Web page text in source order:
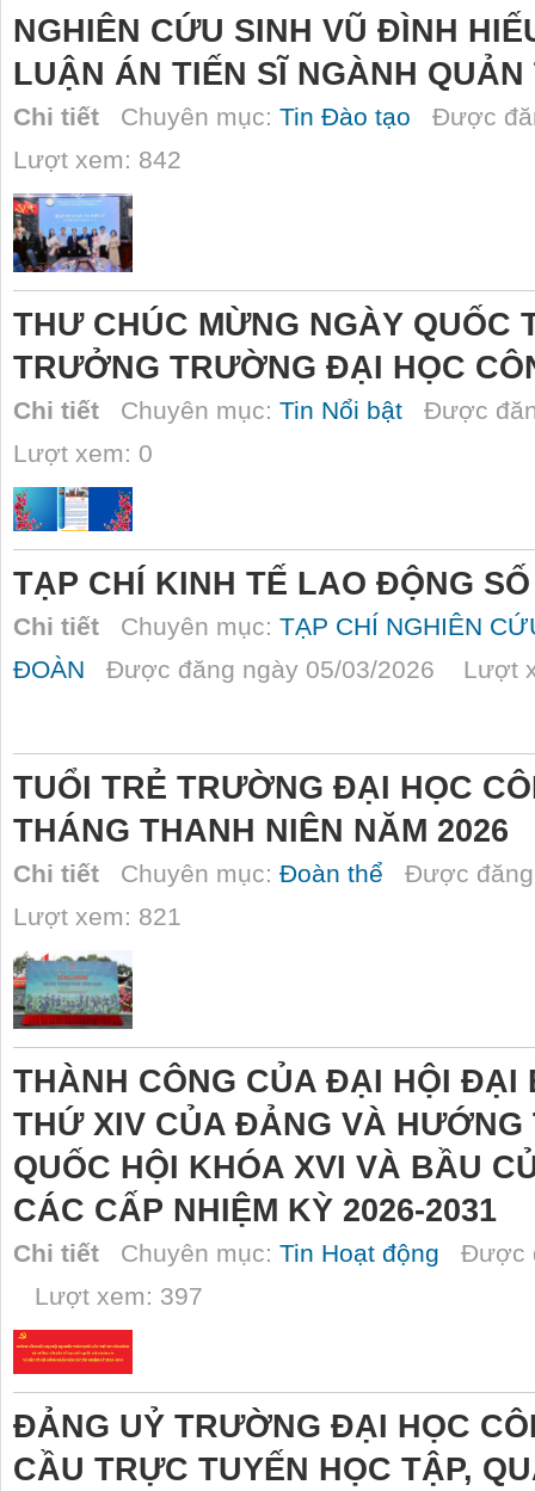
NGHIÊN CỨU SINH VŨ ĐÌNH
LUẬN ÁN TIẾN SĨ NGÀNH
Chi tiết Chuyên mục: Tin Đào tạo Được
Lượt xem: 842
THƯ CHÚC MỪNG NGÀY QUỐC
TRƯỞNG TRƯỜNG ĐẠI HỌC
Chi tiết Chuyên mục: Tin Nổi bật Được
Lượt xem: 0
TẠP CHÍ KINH TẾ LAO ĐỘNG
Chi tiết Chuyên mục: TẠP CHÍ NGHIÊN
ĐOÀN Được đăng ngày 05/03/2026 Lượt
TUỔI TRẺ TRƯỜNG ĐẠI HỌC
THÁNG THANH NIÊN NĂM 2026
Chi tiết Chuyên mục: Đoàn thể Được
Lượt xem: 821
THÀNH CÔNG CỦA ĐẠI HỘI ĐẠI
THỨ XIV CỦA ĐẢNG VÀ
QUỐC HỘI KHÓA XVI VÀ BẦU
CÁC CẤP NHIỆM KỲ 2026-2031
Chi tiết Chuyên mục: Tin Hoạt động Được
Lượt xem: 397
ĐẢNG UỶ TRƯỜNG ĐẠI HỌC
CẦU TRỰC TUYẾN HỌC TẬP,